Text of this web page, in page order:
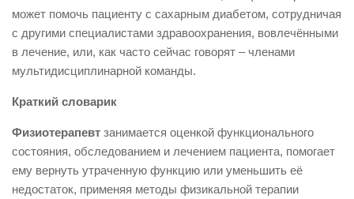
может помочь пациенту с сахарным диабетом, сотрудничая
с другими специалистами здравоохранения, вовлечёнными
в лечение, или, как часто сейчас говорят – членами
мультидисциплинарной команды.
Краткий словарик
Физиотерапевт занимается оценкой функционального
состояния, обследованием и лечением пациента, помогает
ему вернуть утраченную функцию или уменьшить её
недостаток, применяя методы физикальной терапии